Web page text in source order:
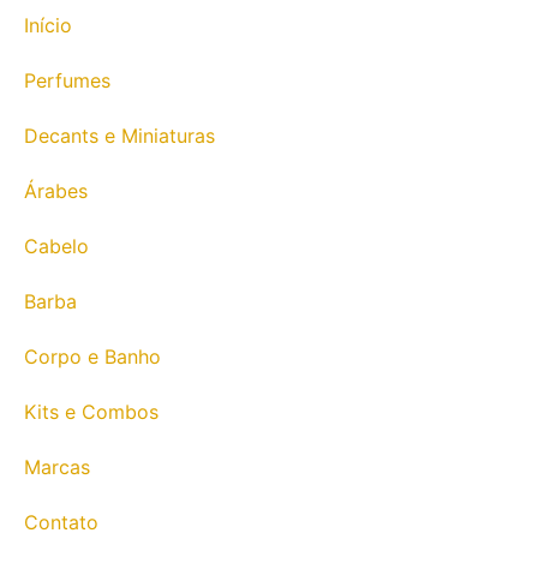
Início
Perfumes
Decants e Miniaturas
Árabes
Cabelo
Barba
Corpo e Banho
Kits e Combos
Marcas
Contato